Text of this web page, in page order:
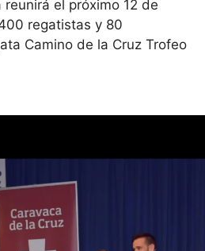
el próximo 12 de
regatistas y 80
Camino de la Cruz Trofeo